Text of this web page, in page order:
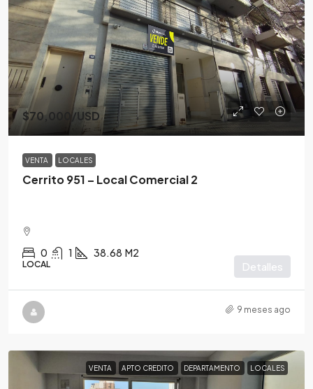
$70,000/USD
VENTA LOCALES
Cerrito 951 – Local Comercial 2
0 1 38.68 M2
LOCAL Detalles
9 meses ago
VENTA APTO CREDITO DEPARTAMENTO LOCALES